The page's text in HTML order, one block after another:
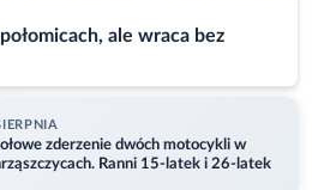
ale wraca bez
zderzenie dwóch motocykli w
Ranni 15-latek i 26-latek